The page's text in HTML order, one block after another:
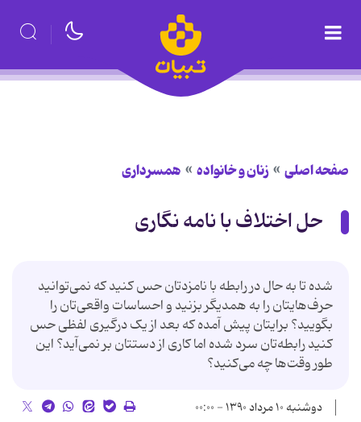
صفحه اصلی زنان و خانواده همسرداری
حل اختلاف با نامه نگاری
شده تا به حال در رابطه با نامزدتان حس کنید که نمی‌توانید
حرف‌هایتان را به همدیگر بزنید و احساسات واقعی‌تان را
بگویید؟ برایتان پیش آمده که بعد از یک درگیری لفظی حس
کنید رابطه‌تان سرد شده اما کاری از دستتان بر نمی‌آید؟ این
طور وقت‌ها چه می‌کنید؟
دوشنبه ۱۰ مرداد ۱۳۹۰ - ۰۰:۰۰